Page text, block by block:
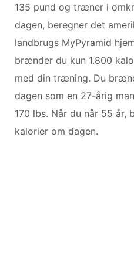
135 pund og træner i
dagen, beregner det
landbrugs MyPyramid
brænder du kun 1.800
med din træning. Du
dagen som en 27-årig
170 lbs. Når du når 55
kalorier om dagen.